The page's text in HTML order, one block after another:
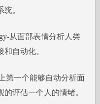
。
从面部表情分析人类
自动化。
第一个能够自动分析面
评估一个人的情绪。